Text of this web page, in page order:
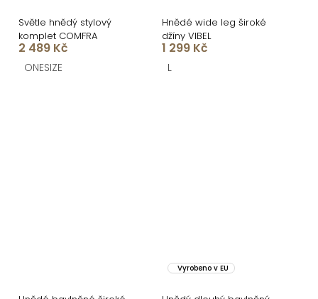
Světle hnědý stylový
komplet COMFRA
2 489 Kč
ONESIZE
Hnědé wide leg široké
džíny VIBEL
1 299 Kč
L
Vyrobeno v EU